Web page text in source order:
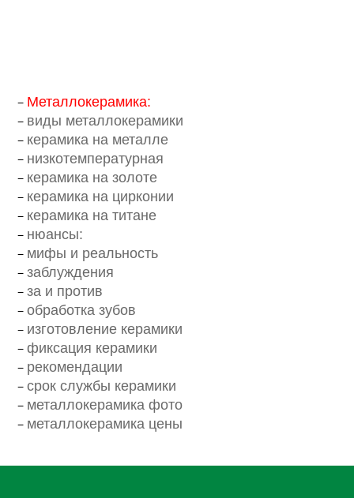
Металлокерамика:
виды металлокерамики
керамика на металле
низкотемпературная
керамика на золоте
керамика на цирконии
керамика на титане
нюансы:
мифы и реальность
заблуждения
за и против
обработка зубов
изготовление керамики
фиксация керамики
рекомендации
срок службы керамики
металлокерамика фото
металлокерамика цены